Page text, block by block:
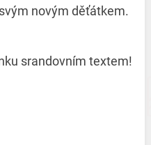
novým děťátkem.
srandovním textem!